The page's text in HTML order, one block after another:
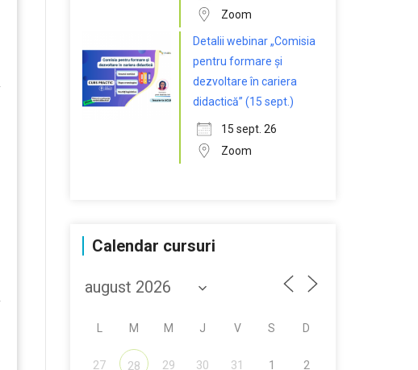
Zoom
Detalii webinar „Comisia
pentru formare și
dezvoltare în cariera
didactică” (15 sept.)
15 sept. 26
Zoom
Calendar cursuri
M M J V S D
27 28 29 30 31 1 2